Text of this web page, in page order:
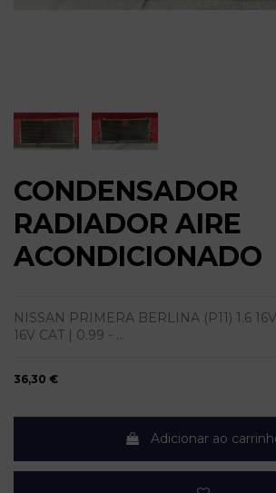
CONDENSADOR
RADIADOR AIRE
ACONDICIONADO
NISSAN PRIMERA BERLINA (P11) 1.6
16V CAT | 0.99 - ...
36,30 €
Adicionar ao